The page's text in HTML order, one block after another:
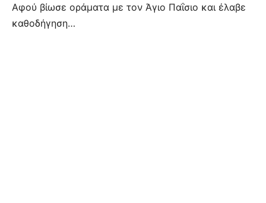
Αφού βίωσε οράματα με τον Άγιο Παΐσιο και έλαβε
καθοδήγηση…